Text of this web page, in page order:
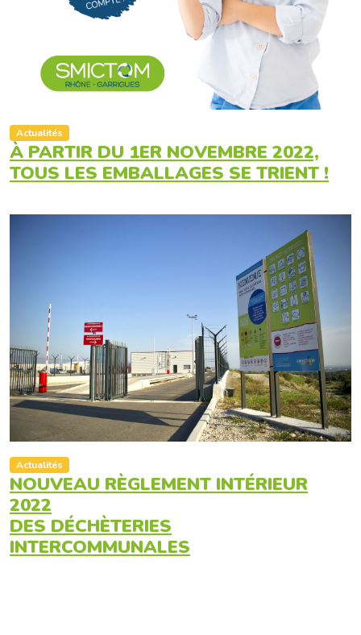
Actualités
À PARTIR DU 1ER NOVEMBRE 2022,
TOUS LES EMBALLAGES SE TRIENT !
Actualités
NOUVEAU RÈGLEMENT INTÉRIEUR
2022
DES DÉCHÈTERIES
INTERCOMMUNALES